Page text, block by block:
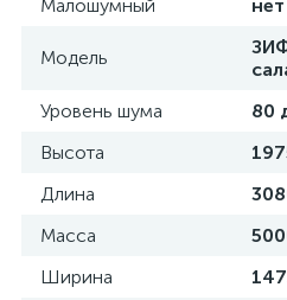
Малошумный
нет
Модель
Уровень шума
80
Высота
Длина
Масса
Ширина